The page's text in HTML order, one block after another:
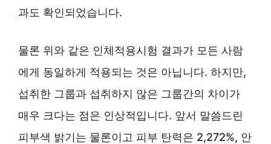
과도 확인되었습니다.
물론 위와 같은 인체적용시험 결과가 모든 사람
에게 동일하게 적용되는 것은 아닙니다. 하지만,
섭취한 그룹과 섭취하지 않은 그룹간의 차이가
매우 크다는 점은 인상적입니다. 앞서 말씀드린
피부색 밝기는 물론이고 피부 탄력은 2,272%, 안